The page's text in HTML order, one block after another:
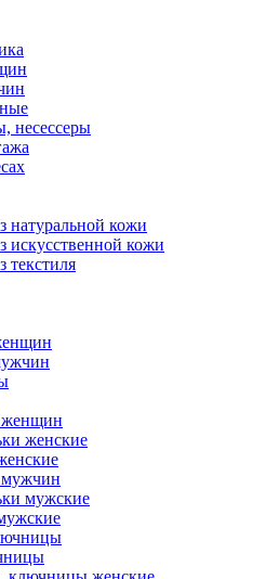
несессеры
кожи
кожи
женщин
женские
мужчин
мужские